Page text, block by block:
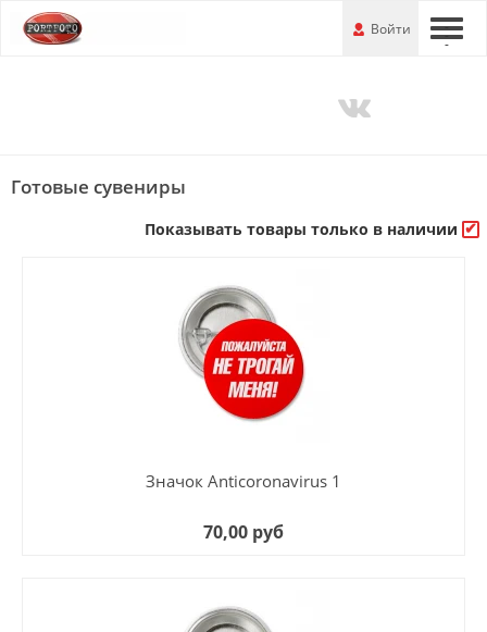
Перейти
к
---
Войти
Готовые сувениры
Показывать товары только в наличии
Значок Anticoronavirus 1
70,00 руб